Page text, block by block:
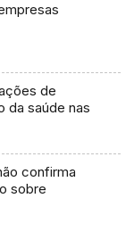
de
da saúde nas
confirma
sobre